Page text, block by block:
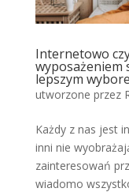
Internetowo
wyposażeniem
lepszym
utworzone przez
Każdy z nas jest
inni nie
zainteresowań
wiadomo